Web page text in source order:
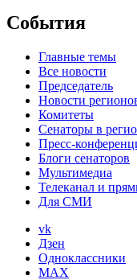
События
Главные темы
Все новости
Председатель
Новости
Комитеты
Сенаторы в
Пресс-
Блоги сенаторов
Мультимедиа
Телеканал и
Для СМИ
vk
Дзен
Одноклассники
MAX